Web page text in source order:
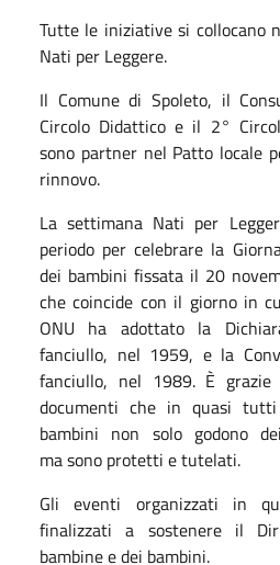
Tutte le iniziative si collocano
Nati per Leggere.
Il Comune di Spoleto, il
Circolo Didattico e il 2°
sono partner nel Patto locale
rinnovo.
La settimana Nati per
periodo per celebrare la
dei bambini fissata il 20
checoincide con il giorno in
ONU ha adottato la
fanciullo, nel 1959, e la
fanciullo, nel 1989. È
documenti che in quasi
bambini non solo godono
ma sono protetti e tutelati.
Gli eventi organizzati in
finalizzati a sostenere il
bambine e dei bambini.